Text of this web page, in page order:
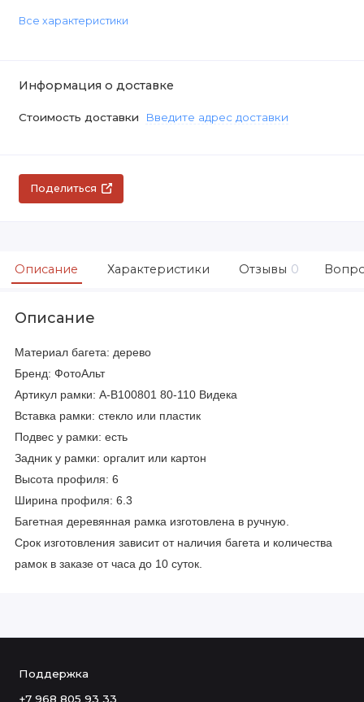
Все характеристики
Информация о доставке
Стоимость доставки Введите адрес доставки
Поделиться
Описание Характеристики Отзывы 0
Описание
Материал багета: дерево
Бренд: ФотоАльт
Артикул рамки: А-В100801 80-110 Видека
Вставка рамки: стекло или пластик
Подвес у рамки: есть
Задник у рамки: оргалит или картон
Высота профиля: 6
Ширина профиля: 6.3
Багетная деревянная рамка изготовлена в ручную.
Срок изготовления зависит от наличия багета и количества
рамок в заказе от часа до 10 суток.
Поддержка
+7 968 805 93 33